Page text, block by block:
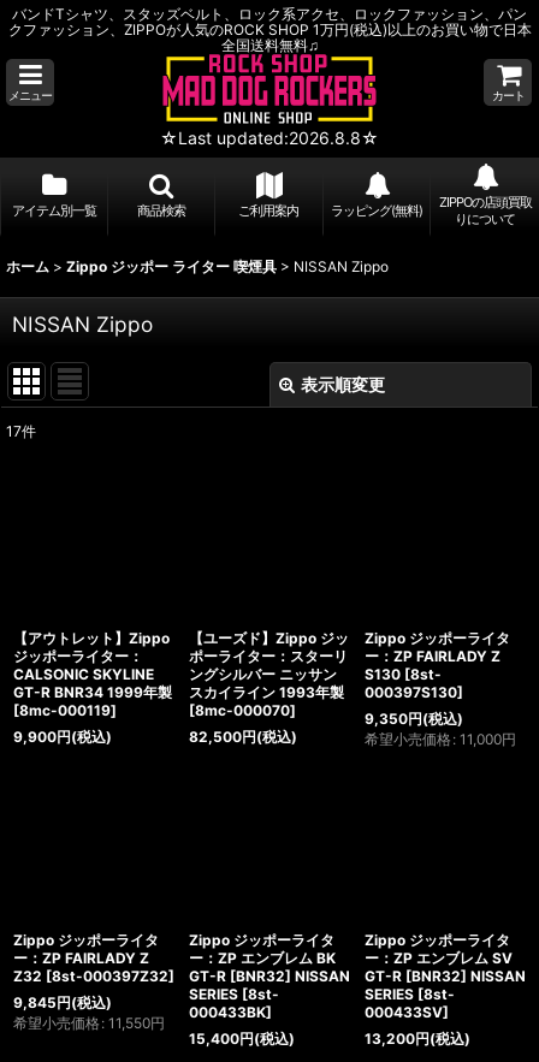
バンドTシャツ、スタッズベルト、ロック系アクセ、ロックファッション、パン
クファッション、ZIPPOが人気のROCK SHOP 1万円(税込)以上のお買い物で日本
全国送料無料♫
メニュー
☆Last updated:2026.8.8☆
カート
アイテム別一覧 商品検索 ご利用案内 ラッピング(無料)
ZIPPOの店頭買取
りについて
ホーム > Zippo ジッポー ライター 喫煙具 > NISSAN Zippo
NISSAN Zippo
表示順変更
17件
【アウトレット】Zippo
ジッポーライター：
CALSONIC SKYLINE
GT-R BNR34 1999年製
[8mc-000119]
9,900円(税込)
【ユーズド】Zippo ジッ
ポーライター：スターリ
ングシルバー ニッサン
スカイライン 1993年製
[8mc-000070]
82,500円(税込)
Zippo ジッポーライタ
ー：ZP FAIRLADY Z
S130 [8st-
000397S130]
9,350円(税込)
希望小売価格 : 11,000円
Zippo ジッポーライタ
ー：ZP FAIRLADY Z
Z32 [8st-000397Z32]
9,845円(税込)
希望小売価格 : 11,550円
Zippo ジッポーライタ
ー：ZP エンブレム BK
GT-R [BNR32] NISSAN
SERIES [8st-
000433BK]
15,400円(税込)
Zippo ジッポーライタ
ー：ZP エンブレム SV
GT-R [BNR32] NISSAN
SERIES [8st-
000433SV]
13,200円(税込)